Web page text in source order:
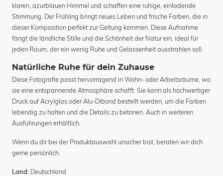
klaren, azurblauen Himmel und schaffen eine ruhige, einladende
Stimmung. Der Frühling bringt neues Leben und frische Farben, die in
dieser Komposition perfekt zur Geltung kommen. Diese Aufnahme
fängt die ländliche Stille und die Schönheit der Natur ein, ideal für
jeden Raum, der ein wenig Ruhe und Gelassenheit ausstrahlen soll.
Natürliche Ruhe für dein Zuhause
Diese Fotografie passt hervorragend in Wohn- oder Arbeitsräume, wo
sie eine entspannende Atmosphäre schafft. Sie kann als hochwertiger
Druck auf Acrylglas oder Alu-Dibond bestellt werden, um die Farben
lebendig zu halten und die Details zu betonen. Auch in weiteren
Ausführungen erhältlich.
Wenn du dir bei der Produktauswahl unsicher bist, beraten wir dich
gerne persönlich.
Land: Deutschland